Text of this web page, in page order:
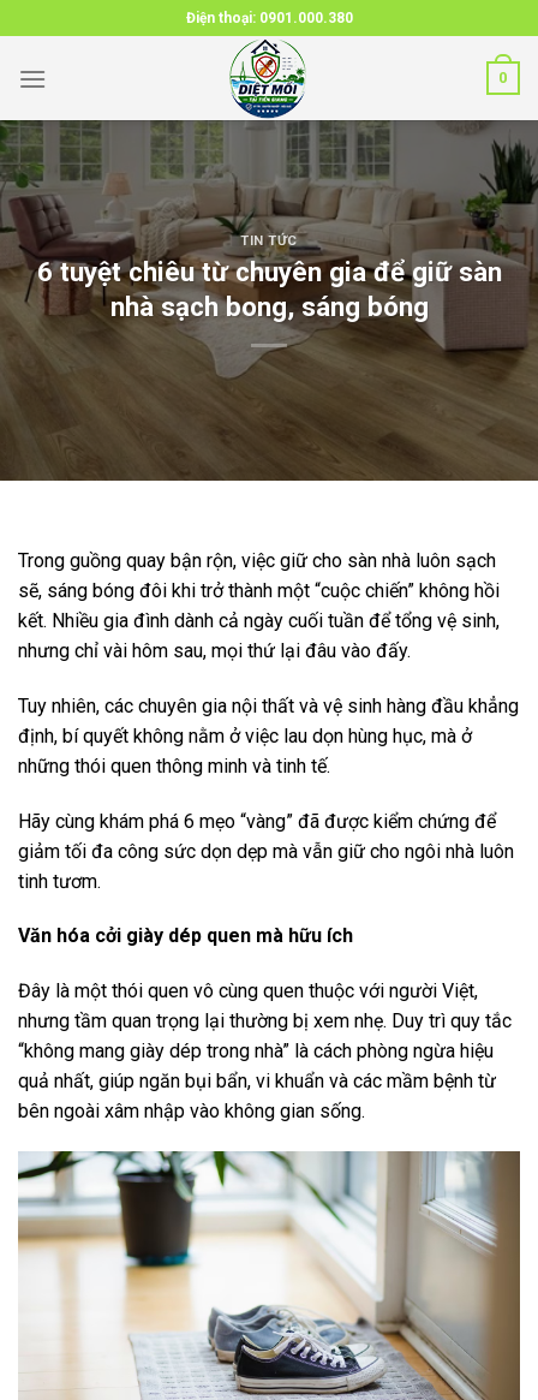
to
content
Điện thoại: 0901.000.380
0
TIN TỨC
6 tuyệt chiêu từ chuyên gia để giữ sàn
nhà sạch bong, sáng bóng
Trong guồng quay bận rộn, việc giữ cho sàn nhà luôn sạch
sẽ, sáng bóng đôi khi trở thành một “cuộc chiến” không hồi
kết. Nhiều gia đình dành cả ngày cuối tuần để tổng vệ sinh,
nhưng chỉ vài hôm sau, mọi thứ lại đâu vào đấy.
Tuy nhiên, các chuyên gia nội thất và vệ sinh hàng đầu khẳng
định, bí quyết không nằm ở việc lau dọn hùng hục, mà ở
những thói quen thông minh và tinh tế.
Hãy cùng khám phá 6 mẹo “vàng” đã được kiểm chứng để
giảm tối đa công sức dọn dẹp mà vẫn giữ cho ngôi nhà luôn
tinh tươm.
Văn hóa cởi giày dép quen mà hữu ích
Đây là một thói quen vô cùng quen thuộc với người Việt,
nhưng tầm quan trọng lại thường bị xem nhẹ. Duy trì quy tắc
“không mang giày dép trong nhà” là cách phòng ngừa hiệu
quả nhất, giúp ngăn bụi bẩn, vi khuẩn và các mầm bệnh từ
bên ngoài xâm nhập vào không gian sống.